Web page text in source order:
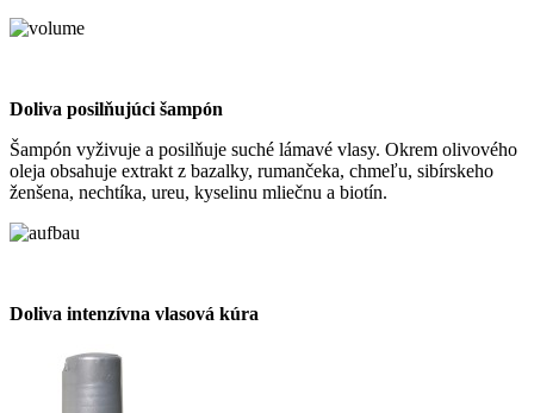
Doliva posilňujúci šampón
Šampón vyživuje a posilňuje suché lámavé vlasy. Okrem olivového
oleja obsahuje extrakt z bazalky, rumančeka, chmeľu, sibírskeho
ženšena, nechtíka, ureu, kyselinu mliečnu a biotín.
Doliva intenzívna vlasová kúra